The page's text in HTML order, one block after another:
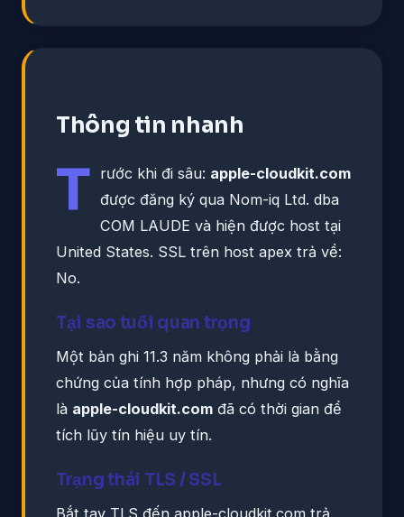
Thông tin nhanh
T rước khi đi sâu: apple-cloudkit.com
được đăng ký qua Nom-iq Ltd. dba
COM LAUDE và hiện được host tại
United States. SSL trên host apex trả về:
No.
Tại sao tuổi quan trọng
Một bản ghi 11.3 năm không phải là bằng
chứng của tính hợp pháp, nhưng có nghĩa
là apple-cloudkit.com đã có thời gian để
tích lũy tín hiệu uy tín.
Trạng thái TLS / SSL
Bắt tay TLS đến apple-cloudkit.com trả